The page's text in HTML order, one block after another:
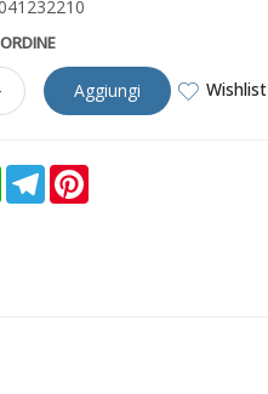
Aggiungi Wishlist
WhatsAppTelegramPinterest